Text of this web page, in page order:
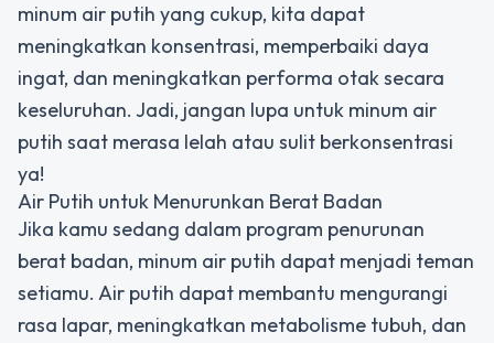
minum air putih yang cukup, kita dapat
meningkatkan konsentrasi, memperbaiki daya
ingat, dan meningkatkan performa otak secara
keseluruhan. Jadi, jangan lupa untuk minum air
putih saat merasa lelah atau sulit berkonsentrasi
ya!
Air Putih untuk Menurunkan Berat Badan
Jika kamu sedang dalam program penurunan
berat badan, minum air putih dapat menjadi teman
setiamu. Air putih dapat membantu mengurangi
rasa lapar, meningkatkan metabolisme tubuh, dan